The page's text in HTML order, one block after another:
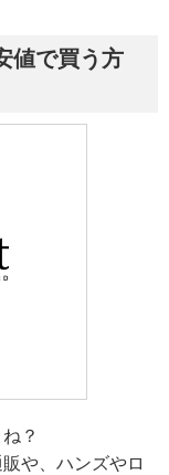
値で買う方
？
や、ハンズやロ